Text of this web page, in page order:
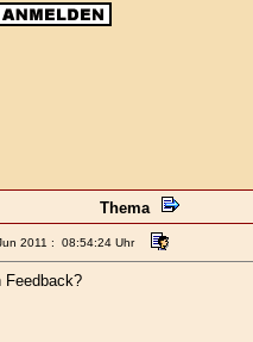
Thema
2011 : 08:54:24 Uhr
Feedback?